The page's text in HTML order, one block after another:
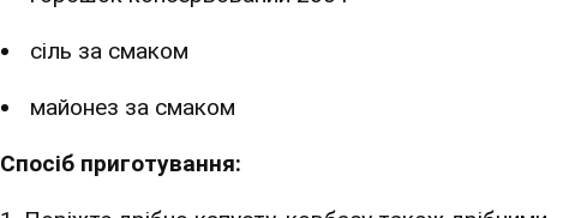
сіль за смаком
майонез за смаком
Спосіб приготування: